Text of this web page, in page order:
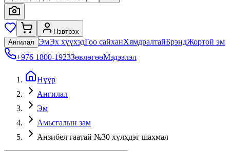
Нэвтрэх
Ангилал ЭмЭх хүүхэдГоо сайханХямдралтайБрэндЖортой эм
+976 1800-1923ЗөвлөгөөМэдээлэл
Нүүр
Ангилал
Эм
Амьсгалын зам
Анзибел гаатай №30 хүлхдэг шахмал